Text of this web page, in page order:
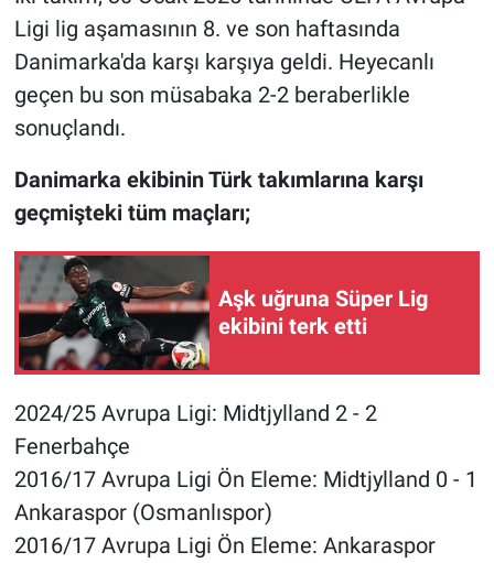
Ligi lig aşamasının 8. ve son haftasında
Danimarka'da karşı karşıya geldi. Heyecanlı
geçen bu son müsabaka 2-2 beraberlikle
sonuçlandı.
Danimarka ekibinin Türk takımlarına karşı
geçmişteki tüm maçları;
Aşk uğruna Süper Lig
ekibini terk etti
2024/25 Avrupa Ligi: Midtjylland 2 - 2
Fenerbahçe
2016/17 Avrupa Ligi Ön Eleme: Midtjylland 0 - 1
Ankaraspor (Osmanlıspor)
2016/17 Avrupa Ligi Ön Eleme: Ankaraspor